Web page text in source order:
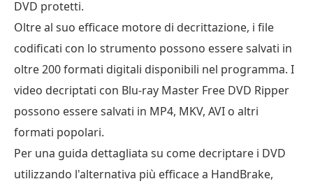
DVD protetti.
Oltre al suo efficace motore di decrittazione, i file
codificati con lo strumento possono essere salvati in
oltre 200 formati digitali disponibili nel programma. I
video decriptati con Blu-ray Master Free DVD Ripper
possono essere salvati in MP4, MKV, AVI o altri
formati popolari.
Per una guida dettagliata su come decriptare i DVD
utilizzando l'alternativa più efficace a HandBrake,